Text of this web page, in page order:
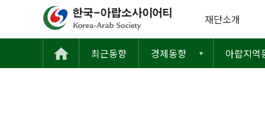
재단소개
최근동향 경제동향 아랍지역